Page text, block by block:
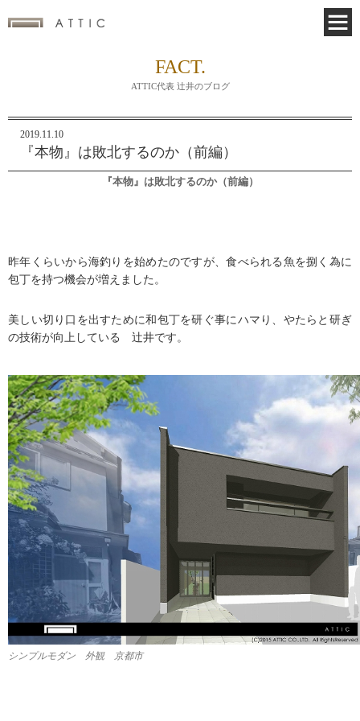
FACT.
ATTIC代表 辻井のブログ
2019.11.10
『本物』は敗北するのか（前編）
『本物』は敗北するのか（前編）
昨年くらいから海釣りを始めたのですが、食べられる魚を捌く為に
包丁を持つ機会が増えました。
美しい切り口を出すために和包丁を研ぐ事にハマり、やたらと研ぎ
の技術が向上している 辻井です。
シンプルモダン 外観 京都市